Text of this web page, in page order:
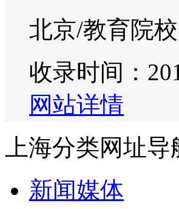
北京/教育院校
收录时间：
网站详情
上海分类网址导
新闻媒体